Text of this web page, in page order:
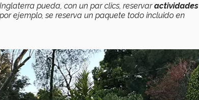
pueda, con un par clics, reservaractividades
ejemplo, se reserva un paquete todo incluido en